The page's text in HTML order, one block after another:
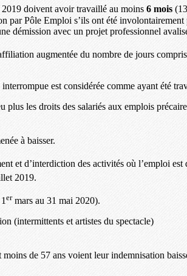
doivent avoir travaillé au moins 6 mois
par Pôle Emploi s’ils ont été
démission avec un projet professionnel
augmentée du nombre de jours
est considérée comme ayant été
les droits des salariés aux emplois
à baisser.
et d’interdiction des activités où l’emploi
2019.
ermars au 31 mai 2020).
(intermittents et artistes du spectacle)
de 57 ans voient leur indemnisation